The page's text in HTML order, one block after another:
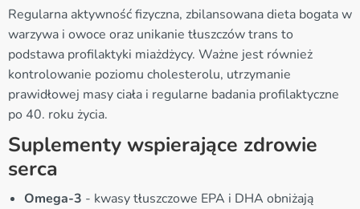
Regularna aktywność fizyczna, zbilansowana dieta bogata w
warzywa i owoce oraz unikanie tłuszczów trans to
podstawa profilaktyki miażdżycy. Ważne jest również
kontrolowanie poziomu cholesterolu, utrzymanie
prawidłowej masy ciała i regularne badania profilaktyczne
po 40. roku życia.
Suplementy wspierające zdrowie
serca
Omega-3 - kwasy tłuszczowe EPA i DHA obniżają